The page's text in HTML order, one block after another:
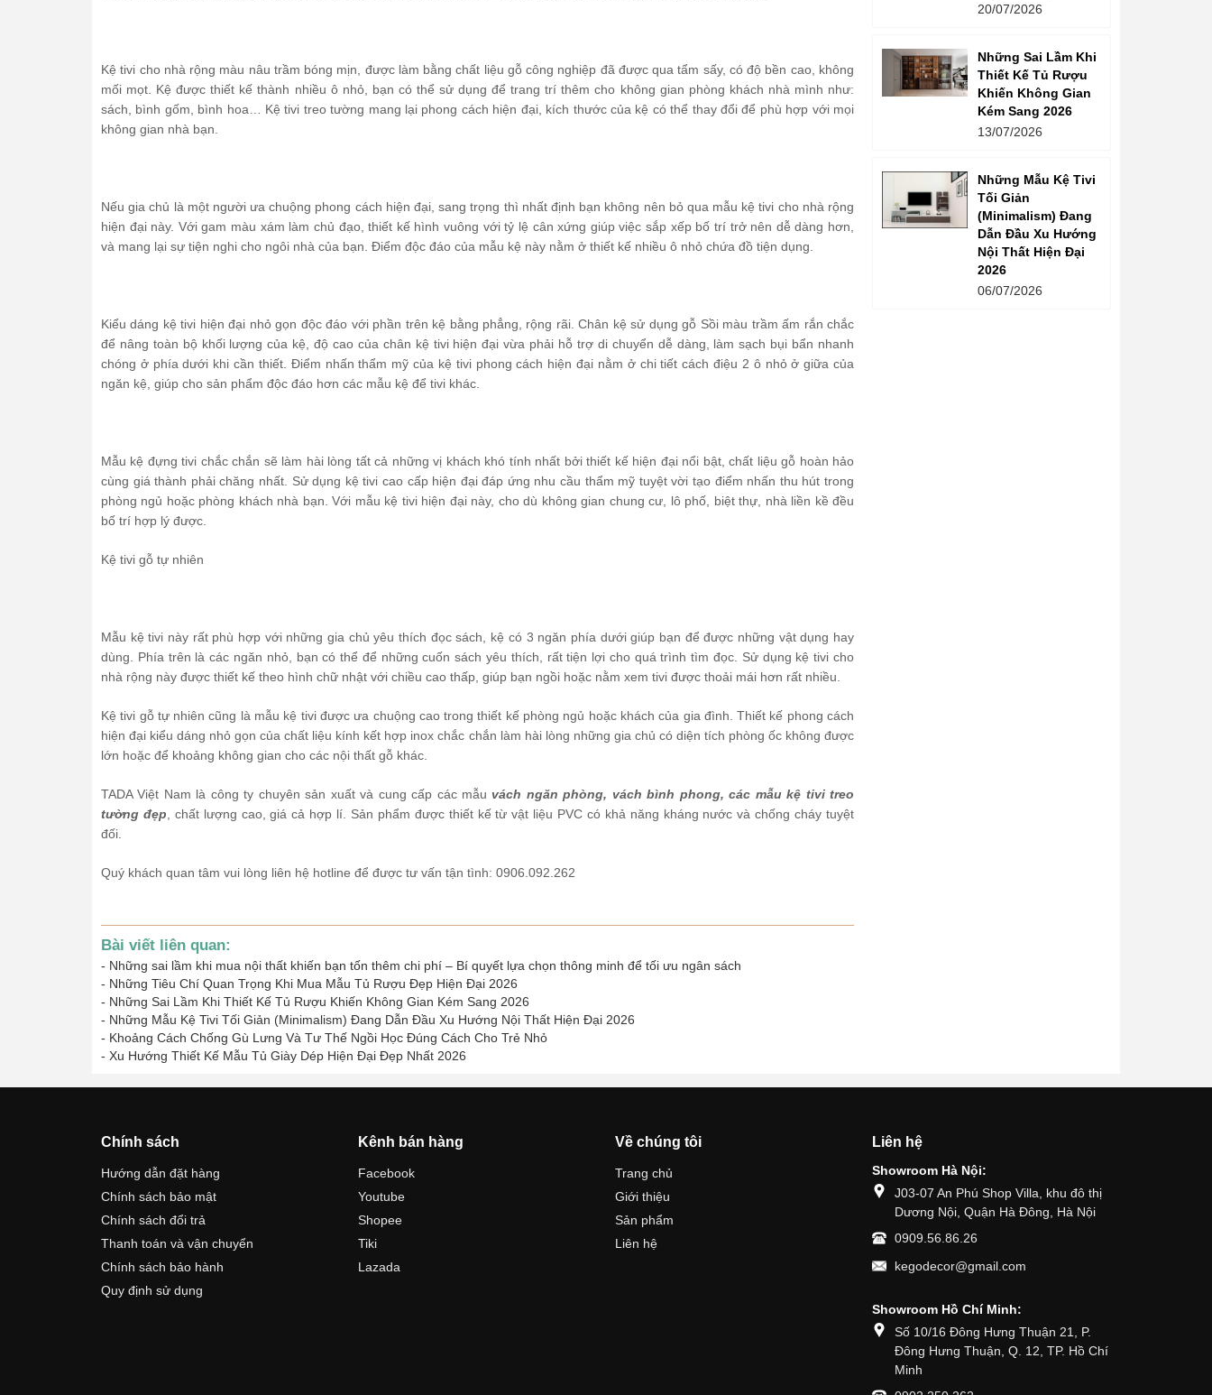
Kệ tivi cho nhà rộng màu nâu trầm bóng mịn, được làm bằng chất liệu gỗ công nghiệp đã được qua tẩm sấy, có độ bền cao, không
mối mọt. Kệ được thiết kế thành nhiều ô nhỏ, bạn có thể sử dụng để trang trí thêm cho không gian phòng khách nhà mình như:
sách, bình gốm, bình hoa… Kệ tivi treo tường mang lại phong cách hiện đại, kích thước của kệ có thể thay đổi để phù hợp với mọi
không gian nhà bạn.
Nếu gia chủ là một người ưa chuộng phong cách hiện đại, sang trọng thì nhất định bạn không nên bỏ qua mẫu kệ tivi cho nhà rộng
hiện đại này. Với gam màu xám làm chủ đạo, thiết kế hình vuông với tỷ lệ cân xứng giúp việc sắp xếp bố trí trở nên dễ dàng hơn,
và mang lại sự tiện nghi cho ngôi nhà của bạn. Điểm độc đáo của mẫu kệ này nằm ở thiết kế nhiều ô nhỏ chứa đồ tiện dụng.
Kiểu dáng kệ tivi hiện đại nhỏ gọn độc đáo với phần trên kệ bằng phẳng, rộng rãi. Chân kệ sử dụng gỗ Sồi màu trầm ấm rắn chắc
để nâng toàn bộ khối lượng của kệ, độ cao của chân kệ tivi hiện đại vừa phải hỗ trợ di chuyển dễ dàng, làm sạch bụi bẩn nhanh
chóng ở phía dưới khi cần thiết. Điểm nhấn thẩm mỹ của kệ tivi phong cách hiện đại nằm ở chi tiết cách điệu 2 ô nhỏ ở giữa của
ngăn kệ, giúp cho sản phẩm độc đáo hơn các mẫu kệ để tivi khác.
Mẫu kệ đựng tivi chắc chắn sẽ làm hài lòng tất cả những vị khách khó tính nhất bởi thiết kế hiện đại nổi bật, chất liệu gỗ hoàn hảo
cùng giá thành phải chăng nhất. Sử dụng kệ tivi cao cấp hiện đại đáp ứng nhu cầu thẩm mỹ tuyệt vời tạo điểm nhấn thu hút trong
phòng ngủ hoặc phòng khách nhà bạn. Với mẫu kệ tivi hiện đại này, cho dù không gian chung cư, lô phố, biệt thự, nhà liền kề đều
bố trí hợp lý được.
Kệ tivi gỗ tự nhiên
Mẫu kệ tivi này rất phù hợp với những gia chủ yêu thích đọc sách, kệ có 3 ngăn phía dưới giúp bạn để được những vật dụng hay
dùng. Phía trên là các ngăn nhỏ, bạn có thể để những cuốn sách yêu thích, rất tiện lợi cho quá trình tìm đọc. Sử dụng kệ tivi cho
nhà rộng này được thiết kế theo hình chữ nhật với chiều cao thấp, giúp bạn ngồi hoặc nằm xem tivi được thoải mái hơn rất nhiều.
Kệ tivi gỗ tự nhiên cũng là mẫu kệ tivi được ưa chuộng cao trong thiết kế phòng ngủ hoặc khách của gia đình. Thiết kế phong cách
hiện đại kiểu dáng nhỏ gọn của chất liệu kính kết hợp inox chắc chắn làm hài lòng những gia chủ có diện tích phòng ốc không được
lớn hoặc để khoảng không gian cho các nội thất gỗ khác.
TADA Việt Nam là công ty chuyên sản xuất và cung cấp các mẫuvách ngăn phòng, vách bình phong,các mẫu kệ tivi treo
tường đẹp , chất lượng cao, giá cả hợp lí. Sản phẩm được thiết kế từ vật liệu PVC có khả năng kháng nước và chống cháy tuyệt
đối.
Quý khách quan tâm vui lòng liên hệ hotline để được tư vấn tận tình: 0906.092.262
Bài viết liên quan:
- Những sai lầm khi mua nội thất khiến bạn tốn thêm chi phí – Bí quyết lựa chọn thông minh để tối ưu ngân sách
- Những Tiêu Chí Quan Trọng Khi Mua Mẫu Tủ Rượu Đẹp Hiện Đại 2026
- Những Sai Lầm Khi Thiết Kế Tủ Rượu Khiến Không Gian Kém Sang 2026
- Những Mẫu Kệ Tivi Tối Giản (Minimalism) Đang Dẫn Đầu Xu Hướng Nội Thất Hiện Đại 2026
- Khoảng Cách Chống Gù Lưng Và Tư Thế Ngồi Học Đúng Cách Cho Trẻ Nhỏ
- Xu Hướng Thiết Kế Mẫu Tủ Giày Dép Hiện Đại Đẹp Nhất 2026
20/07/2026
Những Sai Lầm Khi
Thiết Kế Tủ Rượu
Khiến Không Gian
Kém Sang 2026
13/07/2026
Những Mẫu Kệ Tivi
Tối Giản
(Minimalism) Đang
Dẫn Đầu Xu Hướng
Nội Thất Hiện Đại
2026
06/07/2026
Chính sách
Hướng dẫn đặt hàng
Chính sách bảo mật
Chính sách đổi trả
Thanh toán và vận chuyển
Chính sách bảo hành
Quy định sử dụng
Kênh bán hàng
Facebook
Youtube
Shopee
Tiki
Lazada
Về chúng tôi
Trang chủ
Giới thiệu
Sản phẩm
Liên hệ
Liên hệ
Showroom Hà Nội:
J03-07 An Phú Shop Villa, khu đô thị
Dương Nội, Quận Hà Đông, Hà Nội
0909.56.86.26
kegodecor@gmail.com
Showroom Hồ Chí Minh:
Số 10/16 Đông Hưng Thuận 21, P.
Đông Hưng Thuận, Q. 12, TP. Hồ Chí
Minh